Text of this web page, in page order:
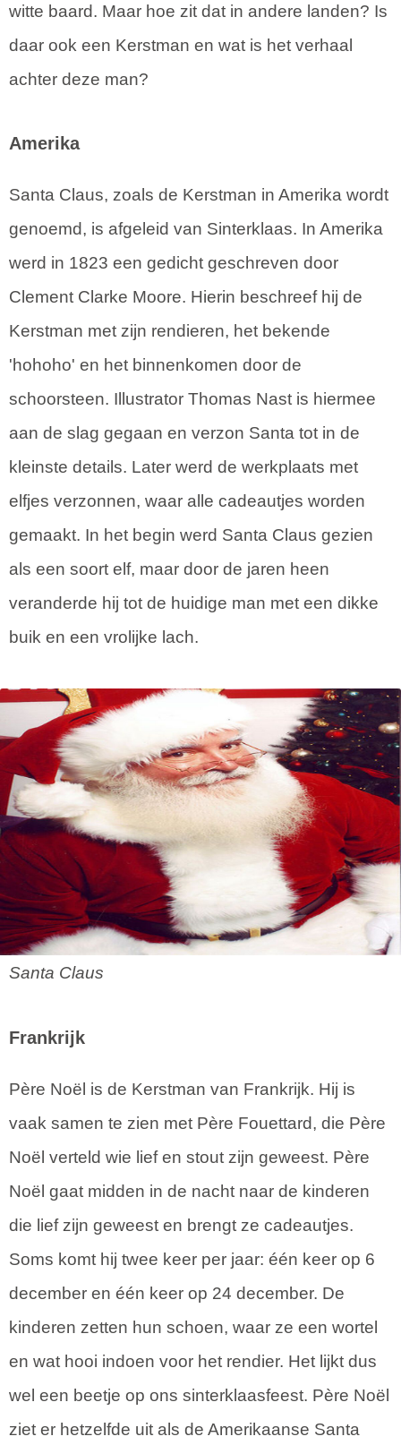
witte baard. Maar hoe zit dat in andere landen? Is
daar ook een Kerstman en wat is het verhaal
achter deze man?
Amerika
Santa Claus, zoals de Kerstman in Amerika wordt
genoemd, is afgeleid van Sinterklaas. In Amerika
werd in 1823 een gedicht geschreven door
Clement Clarke Moore. Hierin beschreef hij de
Kerstman met zijn rendieren, het bekende
'hohoho' en het binnenkomen door de
schoorsteen. Illustrator Thomas Nast is hiermee
aan de slag gegaan en verzon Santa tot in de
kleinste details. Later werd de werkplaats met
elfjes verzonnen, waar alle cadeautjes worden
gemaakt. In het begin werd Santa Claus gezien
als een soort elf, maar door de jaren heen
veranderde hij tot de huidige man met een dikke
buik en een vrolijke lach.
Santa Claus
Frankrijk
Père Noël is de Kerstman van Frankrijk. Hij is
vaak samen te zien met Père Fouettard, die Père
Noël verteld wie lief en stout zijn geweest. Père
Noël gaat midden in de nacht naar de kinderen
die lief zijn geweest en brengt ze cadeautjes.
Soms komt hij twee keer per jaar: één keer op 6
december en één keer op 24 december. De
kinderen zetten hun schoen, waar ze een wortel
en wat hooi indoen voor het rendier. Het lijkt dus
wel een beetje op ons sinterklaasfeest. Père Noël
ziet er hetzelfde uit als de Amerikaanse Santa